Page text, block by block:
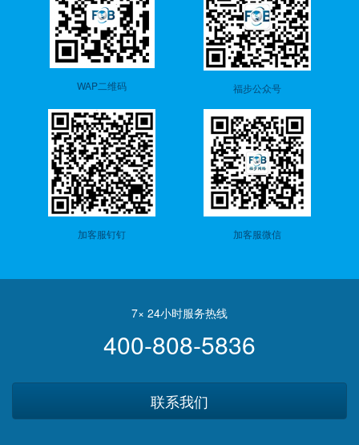
WAP二维码 福步公众号
加客服钉钉 加客服微信
7× 24小时服务热线
400-808-5836
联系我们